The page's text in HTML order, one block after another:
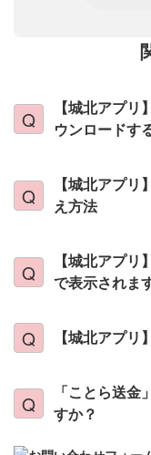
【城北アプ
ウンロードす
【城北アプ
え方法
【城北アプ
で表示されま
【城北アプ
「ことら送
すか？